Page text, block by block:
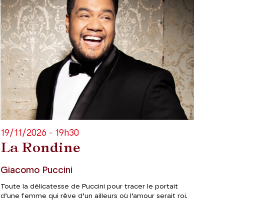
La Rondine
19/11/2026 - 19h30
Giacomo Puccini
Toute la délicatesse de Puccini pour tracer le portait
d’une femme qui rêve d’un ailleurs où l’amour serait roi.